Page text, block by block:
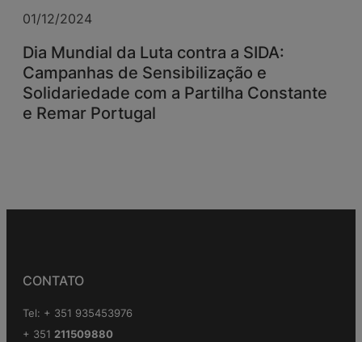
01/12/2024
Dia Mundial da Luta contra a SIDA:
Campanhas de Sensibilização e
Solidariedade com a Partilha Constante
e Remar Portugal
CONTATO
Tel: + 351 935453976
+ 351 211509880